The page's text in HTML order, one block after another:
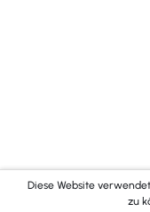
Diese Website
zu